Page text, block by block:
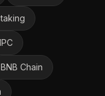
BNB Chain